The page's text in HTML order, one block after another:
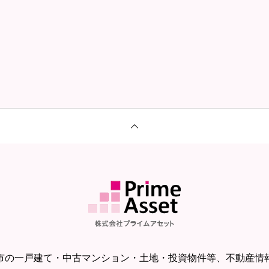
の一戸建て・中古マンション・土地・投資物件等、不動産情